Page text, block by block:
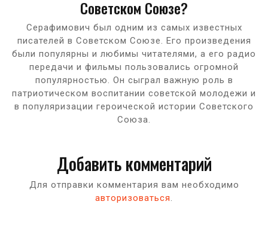
Советском Союзе?
Серафимович был одним из самых известных
писателей в Советском Союзе. Его произведения
были популярны и любимы читателями, а его радио
передачи и фильмы пользовались огромной
популярностью. Он сыграл важную роль в
патриотическом воспитании советской молодежи и
в популяризации героической истории Советского
Союза.
Добавить комментарий
Для отправки комментария вам необходимо
авторизоваться